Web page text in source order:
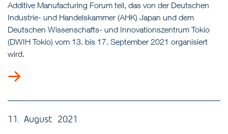
Additive Manufacturing Forum teil, das von der Deutschen
Industrie- und Handelskammer (AHK) Japan und dem
Deutschen Wissenschafts- und Innovationszentrum Tokio
(DWIH Tokio) vom 13. bis 17. September 2021 organisiert
wird.
11. August 2021